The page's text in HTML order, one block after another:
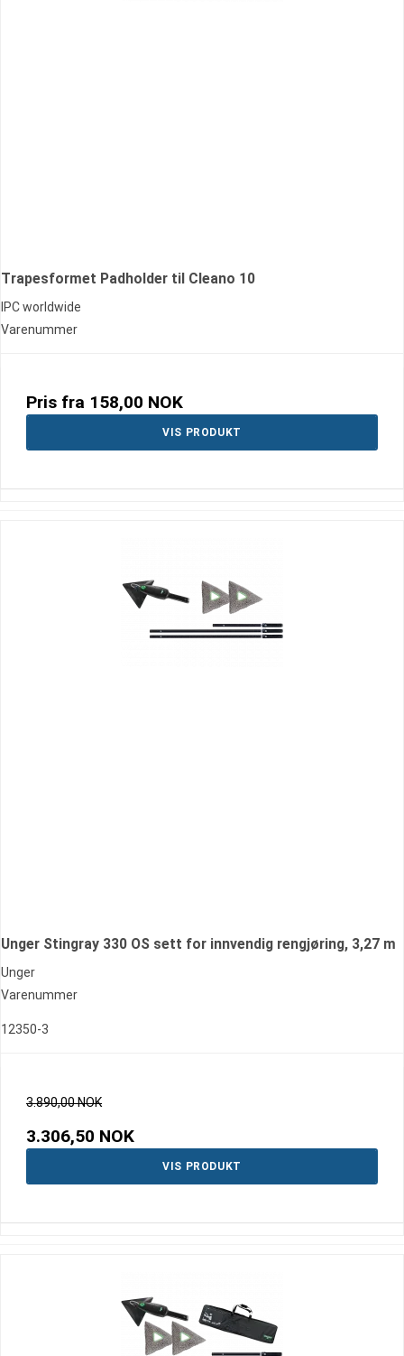
Trapesformet Padholder til Cleano 10
IPC worldwide
Varenummer
Pris fra 158,00 NOK
VIS PRODUKT
Unger Stingray 330 OS sett for innvendig rengjøring, 3,27 m
Unger
Varenummer
12350-3
3.890,00 NOK
3.306,50 NOK
VIS PRODUKT